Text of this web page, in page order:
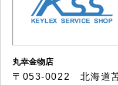
丸幸金物店
〒053-0022 北海道